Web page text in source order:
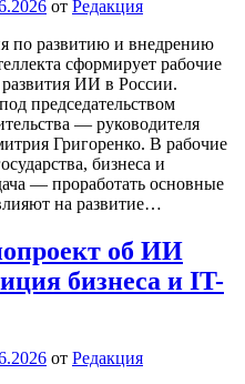
от Редакция
по развитию и внедрению
сформирует рабочие
ИИ в России.
председательством
— руководителя
Григоренко. В рабочие
бизнеса и
— проработать основные
на развитие…
об ИИ
бизнеса и IT-
от Редакция